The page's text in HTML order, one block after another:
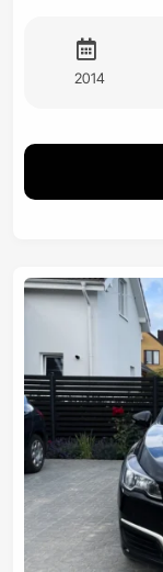
2014